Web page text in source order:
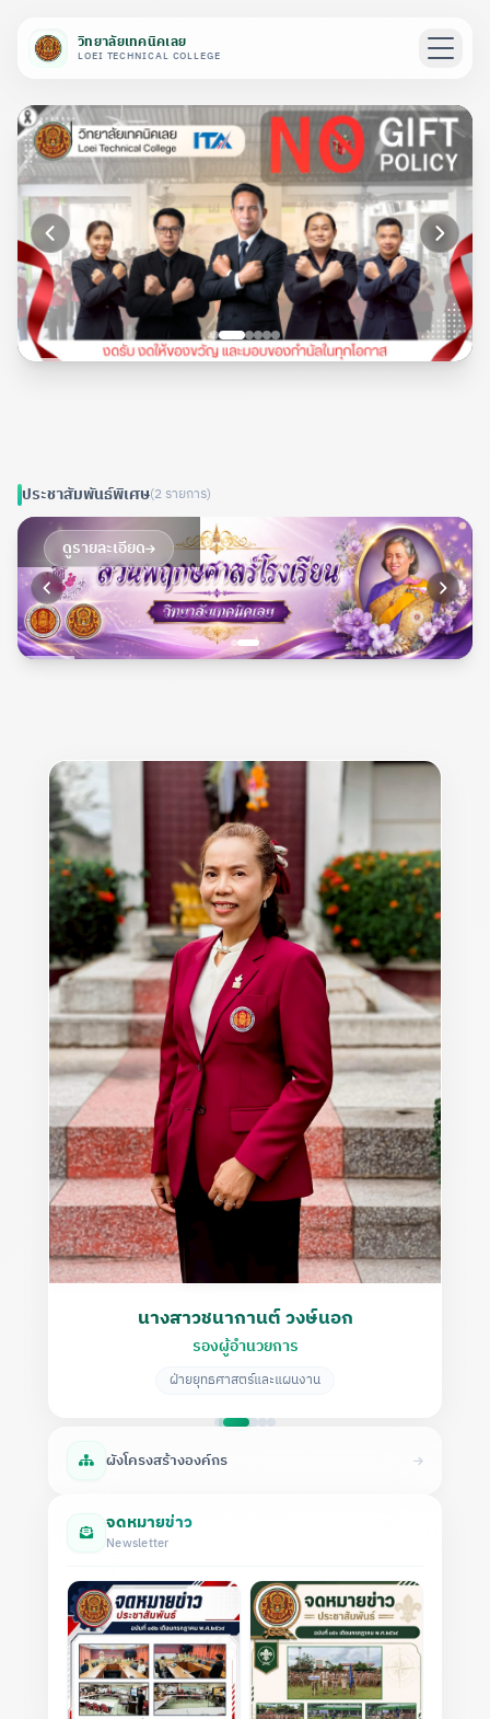
วิทยาลัยเทคนิคเลย
LOEI TECHNICAL COLLEGE
ประชาสัมพันธ์พิเศษ(2 รายการ)
ดูรายละเอียด
นางสาวชนากานต์ วงษ์นอก
รองผู้อำนวยการ
ฝ่ายยุทธศาสตร์และแผนงาน
ผังโครงสร้างองค์กร
จดหมายข่าว
Newsletter